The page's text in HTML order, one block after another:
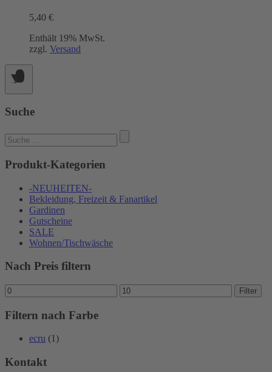
5,40 €
Enthält 19% MwSt.
zzgl. Versand
Suche
Suchen
nach:
Produkt-Kategorien
-NEUHEITEN-
Bekleidung, Freizeit & Fanartikel
Gardinen
Gutscheine
SALE
Wohnen/Tischwäsche
Nach Preis filtern
Min.
Preis
Max.
Preis
Filter
Filtern nach Farbe
ecru (1)
Kontakt